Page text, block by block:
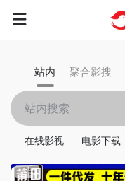
站内 聚合影搜
在线影视 电影下载